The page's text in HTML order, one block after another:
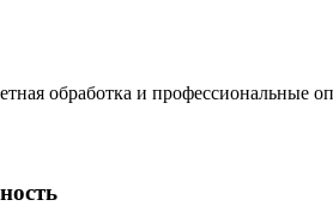
обработка и профессиональные